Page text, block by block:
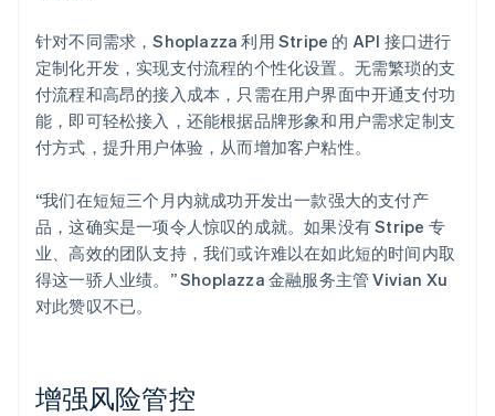
针对不同需求，Shoplazza 利用 Stripe 的 API 接口进行
定制化开发，实现支付流程的个性化设置。无需繁琐的支
付流程和高昂的接入成本，只需在用户界面中开通支付功
能，即可轻松接入，还能根据品牌形象和用户需求定制支
付方式，提升用户体验，从而增加客户粘性。
“我们在短短三个月内就成功开发出一款强大的支付产
品，这确实是一项令人惊叹的成就。如果没有 Stripe 专
业、高效的团队支持，我们或许难以在如此短的时间内取
得这一骄人业绩。” Shoplazza 金融服务主管 Vivian Xu
对此赞叹不已。
增强风险管控